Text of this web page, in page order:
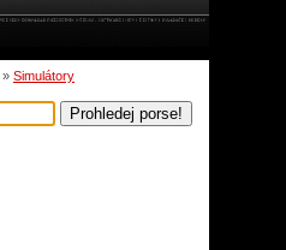
» Simulátory